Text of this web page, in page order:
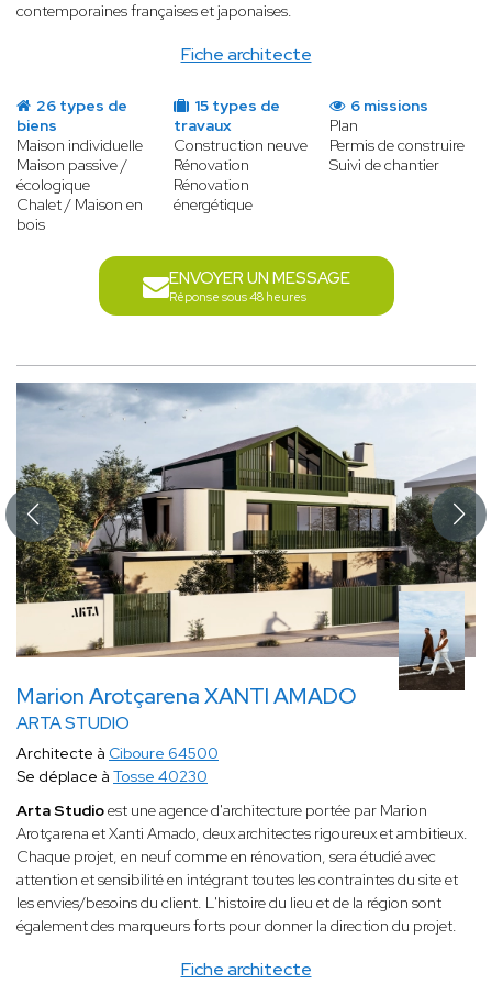
Fiche architecte
contemporaines françaises et japonaises.
26 types de
biens
Maison individuelle
Maison passive /
écologique
Chalet / Maison en
bois
15 types de
travaux
Construction neuve
Rénovation
Rénovation
énergétique
6 missions
Plan
Permis de construire
Suivi de chantier
ENVOYER UN MESSAGE
Réponse sous 48 heures
Marion Arotçarena XANTI AMADO
ARTA STUDIO
Fiche architecte
Architecte à Ciboure 64500
Se déplace à Tosse 40230
Arta Studioest une agence d'architecture portée par Marion
Arotçarena et Xanti Amado, deux architectes rigoureux et ambitieux.
Chaque projet, en neuf comme en rénovation, sera étudié avec
attention et sensibilité en intégrant toutes les contraintes du site et
les envies/besoins du client. L'histoire du lieu et de la région sont
également des marqueurs forts pour donner la direction du projet.